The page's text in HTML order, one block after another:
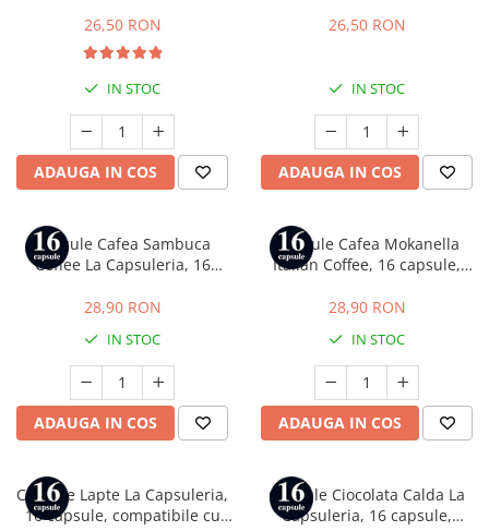
Gusto
26,50 RON
IN STOC
ADAUGA IN COS
Gusto
26,50 RON
IN STOC
ADAUGA IN COS
Capsule Cafea Sambuca
Coffee La Capsuleria, 16
Gusto
28,90 RON
IN STOC
ADAUGA IN COS
Capsule Cafea Mokanella
Italian Coffee, 16 capsule,
28,90 RON
IN STOC
ADAUGA IN COS
Capsule Lapte La Capsuleria,
16 capsule, compatibile cu
Capsule Ciocolata Calda La
Capsuleria, 16 capsule,